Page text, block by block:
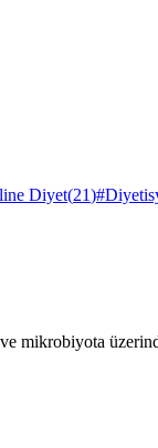
Diyet(21)#
ve mikrobiyota